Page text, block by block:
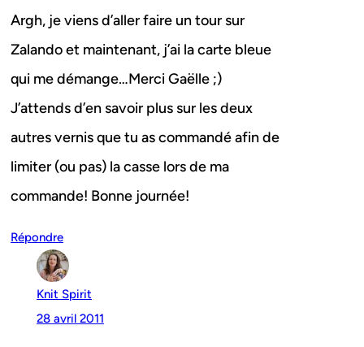
Argh, je viens d’aller faire un tour sur
Zalando et maintenant, j’ai la carte bleue
qui me démange…Merci Gaëlle ;)
J’attends d’en savoir plus sur les deux
autres vernis que tu as commandé afin de
limiter (ou pas) la casse lors de ma
commande! Bonne journée!
Répondre
Knit Spirit
28 avril 2011